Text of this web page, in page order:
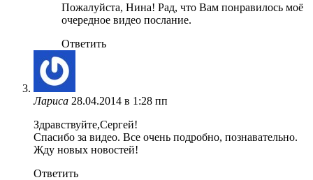
Пожалуйста, Нина! Рад, что Вам понравилось моё
очередное видео послание.
Ответить
Лариса 28.04.2014 в 1:28 пп
Здравствуйте,Сергей!
Спасибо за видео. Все очень подробно, познавательно.
Жду новых новостей!
Ответить